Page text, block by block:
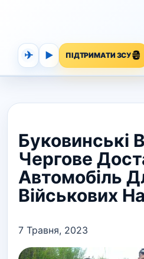
✈ ▶ ПІДТРИМАТИ ЗСУ
Буковинські
Чергове
Автомобіль
Військових
7 Травня, 2023